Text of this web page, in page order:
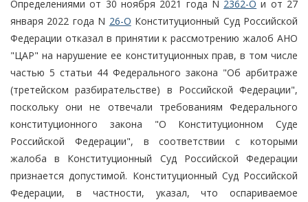
Определениями от 30 ноября 2021 года N 2362-О и от 27
января 2022 года N 26-О Конституционный Суд Российской
Федерации отказал в принятии к рассмотрению жалоб АНО
"ЦАР" на нарушение ее конституционных прав, в том числе
частью 5 статьи 44 Федерального закона "Об арбитраже
(третейском разбирательстве) в Российской Федерации",
поскольку они не отвечали требованиям Федерального
конституционного закона "О Конституционном Суде
Российской Федерации", в соответствии с которыми
жалоба в Конституционный Суд Российской Федерации
признается допустимой. Конституционный Суд Российской
Федерации, в частности, указал, что оспариваемое